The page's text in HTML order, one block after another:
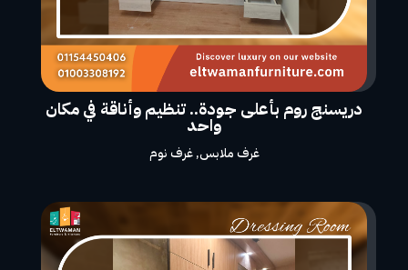
دريسنج روم بأعلى جودة.. تنظيم وأناقة في مكان
واحد
غرف ملابس,غرف نوم